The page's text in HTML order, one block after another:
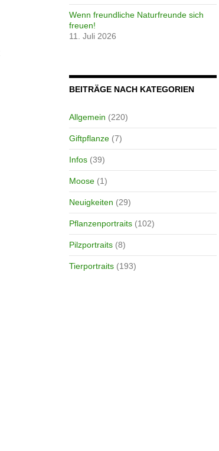
Wenn freundliche Naturfreunde sich
freuen!
11. Juli 2026
BEITRÄGE NACH KATEGORIEN
Allgemein (220)
Giftpflanze(7)
Infos(39)
Moose(1)
Neuigkeiten (29)
Pflanzenportraits(102)
Pilzportraits(8)
Tierportraits(193)